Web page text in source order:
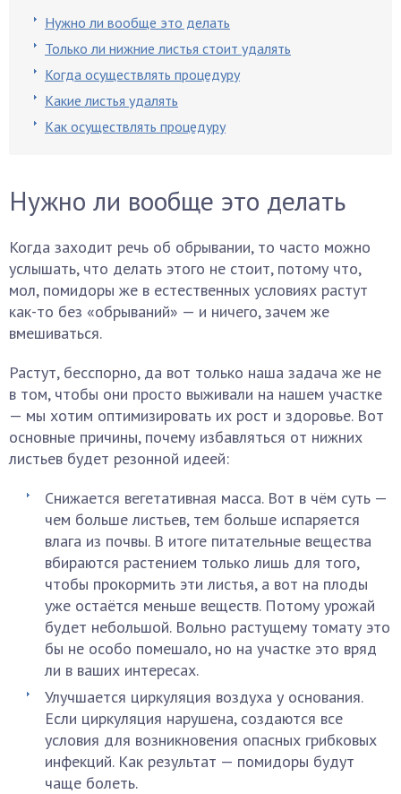
Нужно ли вообще это делать
Только ли нижние листья стоит удалять
Когда осуществлять процедуру
Какие листья удалять
Как осуществлять процедуру
Нужно ли вообще это делать
Когда заходит речь об обрывании, то часто можно
услышать, что делать этого не стоит, потому что,
мол, помидоры же в естественных условиях растут
как-то без «обрываний» — и ничего, зачем же
вмешиваться.
Растут, бесспорно, да вот только наша задача же не
в том, чтобы они просто выживали на нашем участке
— мы хотим оптимизировать их рост и здоровье. Вот
основные причины, почему избавляться от нижних
листьев будет резонной идеей:
Снижается вегетативная масса. Вот в чём суть —
чем больше листьев, тем больше испаряется
влага из почвы. В итоге питательные вещества
вбираются растением только лишь для того,
чтобы прокормить эти листья, а вот на плоды
уже остаётся меньше веществ. Потому урожай
будет небольшой. Вольно растущему томату это
бы не особо помешало, но на участке это вряд
ли в ваших интересах.
Улучшается циркуляция воздуха у основания.
Если циркуляция нарушена, создаются все
условия для возникновения опасных грибковых
инфекций. Как результат — помидоры будут
чаще болеть.